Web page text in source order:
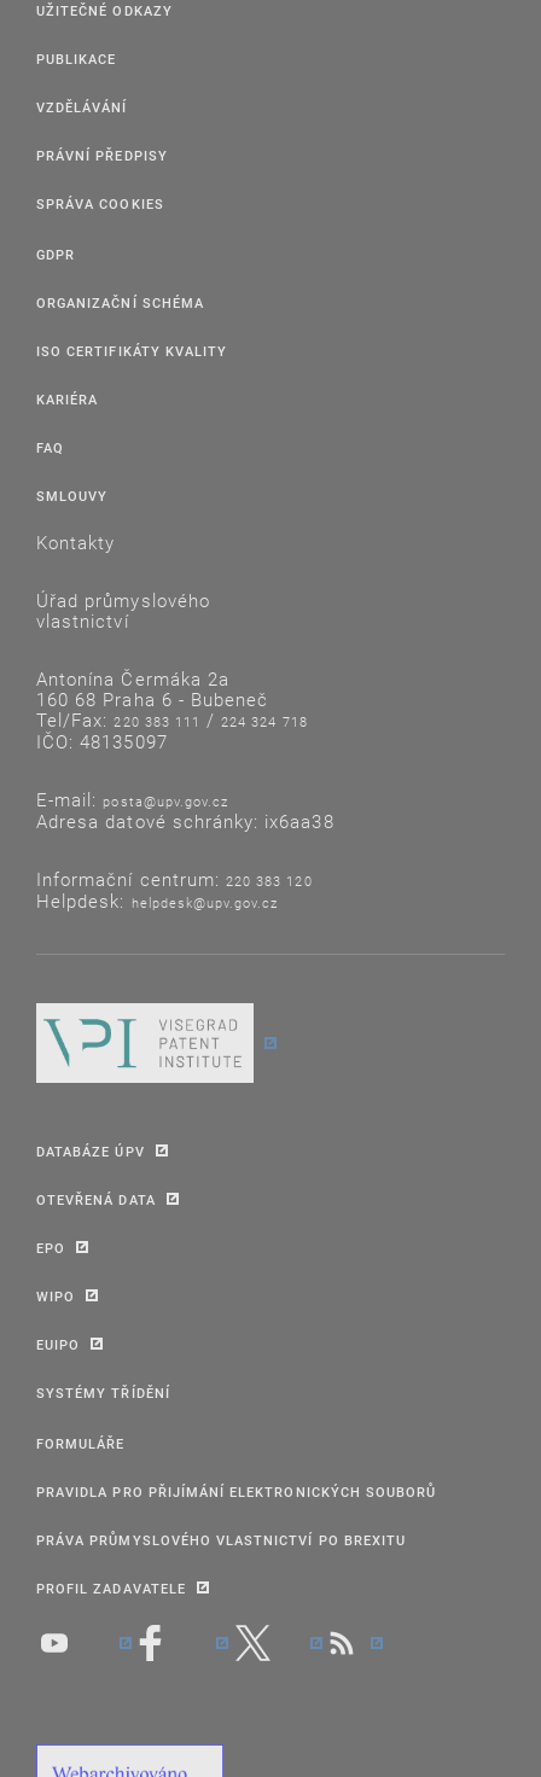
UŽITEČNÉ ODKAZY
PUBLIKACE
VZDĚLÁVÁNÍ
PRÁVNÍ PŘEDPISY
SPRÁVA COOKIES
GDPR
ORGANIZAČNÍ SCHÉMA
ISO CERTIFIKÁTY KVALITY
KARIÉRA
FAQ
SMLOUVY
Kontakty
Úřad průmyslového
vlastnictví
Antonína Čermáka 2a
160 68 Praha 6 - Bubeneč
Tel/Fax:220 383 111 /224 324 718
IČO: 48135097
E-mail: posta@upv.gov.cz
Adresa datové schránky: ix6aa38
Informační centrum: 220 383 120
Helpdesk: helpdesk@upv.gov.cz
DATABÁZE ÚPV
OTEVŘENÁ DATA
EPO
WIPO
EUIPO
SYSTÉMY TŘÍDĚNÍ
FORMULÁŘE
PRAVIDLA PRO PŘIJÍMÁNÍ ELEKTRONICKÝCH SOUBORŮ
PRÁVA PRŮMYSLOVÉHO VLASTNICTVÍ PO BREXITU
PROFIL ZADAVATELE